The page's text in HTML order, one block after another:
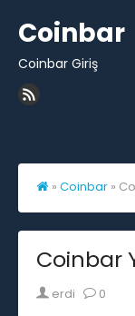
to
content
Coinbar
Coinbar Giriş
» Coinbar »
Coinbar
Author
erdi 0